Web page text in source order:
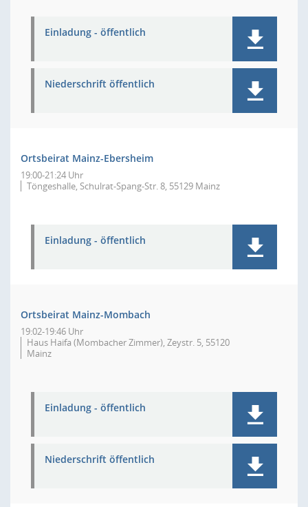
Einladung - öffentlich
Niederschrift öffentlich
Ortsbeirat Mainz-Ebersheim
19:00-21:24 Uhr
Töngeshalle, Schulrat-Spang-Str. 8, 55129 Mainz
Einladung - öffentlich
Ortsbeirat Mainz-Mombach
19:02-19:46 Uhr
Haus Haifa (Mombacher Zimmer), Zeystr. 5, 55120
Mainz
Einladung - öffentlich
Niederschrift öffentlich